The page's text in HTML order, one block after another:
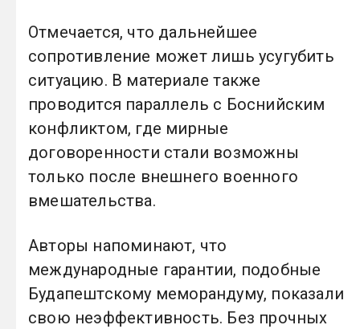
Отмечается, что дальнейшее
сопротивление может лишь усугубить
ситуацию. В материале также
проводится параллель с Боснийским
конфликтом, где мирные
договоренности стали возможны
только после внешнего военного
вмешательства.
Авторы напоминают, что
международные гарантии, подобные
Будапештскому меморандуму, показали
свою неэффективность. Без прочных